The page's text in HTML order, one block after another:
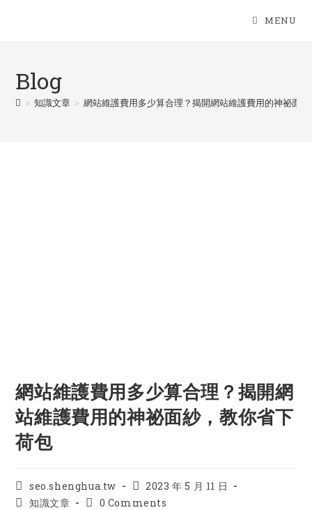
MENU
Blog
> 知識文章 > 網站維護費用多少算合理？揭開網站維護費用的神祕面
網站維護費用多少算合理？揭開網
站維護費用的神祕面紗，教你省下
荷包
Post
author:
seo.shenghua.tw
Post
published:
2023 年 5 月 11 日
Post知識文章
Post0 Comments